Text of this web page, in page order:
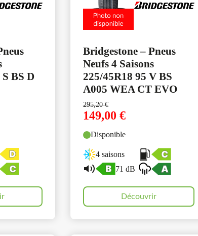
BS D
Bridgestone – Pneus
Neufs 4 Saisons
225/45R18 95 V BS
A005 WEA CT EVO
295,20€
149,00 €
Disponible
4 saisons
71 dB
Découvrir